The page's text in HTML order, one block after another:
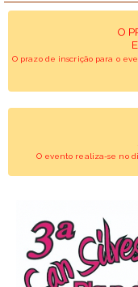
O
O prazo de inscrição para o
O evento realiza-se no